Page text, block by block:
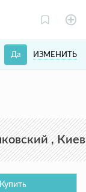
ИЗМЕНИТЬ
Да
, Киев
Купить